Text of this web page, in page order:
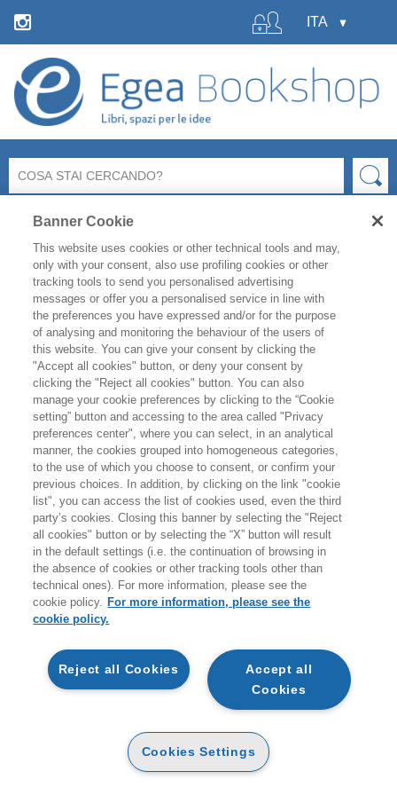
La libreria Egea resteràchiusaper le ferie estive
19 agostocompresi.
Per i titoli disponibili, l'evasione degli ordini è garantita
fino a venerdì 31 luglio, mentre gli ordini effettuati
durante il periodo di chiusura saranno evasi a partire da
giovedì 20 agosto.
A coloro che effettueranno ordini durante i giorni di
chiusura non verranno addebitati costi per le spedizioni
sul territorio italiano.
Vi ricordiamo inoltre che durante la pausa estivanon
sarà attivo il servizio di customer care.
Buone vacanze e a presto!
ARTICOLI NEL CARRELLO
RINALDI FRANCESCA ROMANA
CIRCULAR FASHION MANAGEMENT
ACQUISTANDO UN PRODOTTO DIGITALE
DI PROCEDERE VERIFICA LA COMPATIBILITÀ
Banner Cookie
This website uses cookies or other technical tools and may,
only with your consent, also use profiling cookies or other
tracking tools to send you personalised advertising
messages or offer you a personalised service in line with
the preferences you have expressed and/or for the purpose
of analysing and monitoring the behaviour of the users of
this website. You can give your consent by clicking the
"Accept all cookies" button, or deny your consent by
clicking the "Reject all cookies" button. You can also
manage your cookie preferences by clicking to the “Cookie
setting” button and accessing to the area called "Privacy
preferences center", where you can select, in an analytical
manner, the cookies grouped into homogeneous categories,
to the use of which you choose to consent, or confirm your
previous choices. In addition, by clicking on the link "cookie
list", you can access the list of cookies used, even the third
party’s cookies. Closing this banner by selecting the "Reject
all cookies" button or by selecting the “X” button will result
in the default settings (i.e. the continuation of browsing in
the absence of cookies or other tracking tools other than
technical ones). For more information, please see the
cookie policy. For more information, please see the
cookie policy.
Accept all
Cookies
Reject all Cookies
Cookies Settings